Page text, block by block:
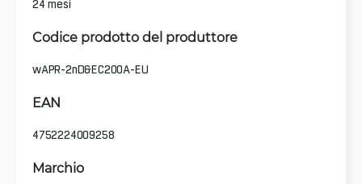
24 mesi
Codice prodotto del produttore
wAPR-2nD&EC200A-EU
EAN
4752224009258
Marchio